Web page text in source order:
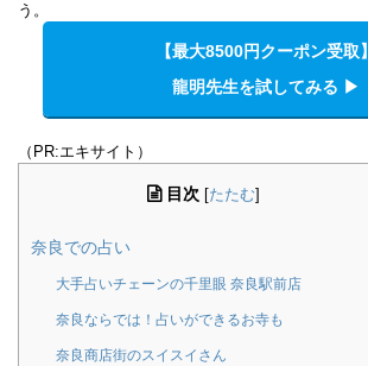
う。
【最大8500円クーポン受取】
龍明先生を試してみる ▶︎
（PR:エキサイト）
目次 たたむ
奈良での占い
大手占いチェーンの千里眼 奈良駅前店
奈良ならでは！占いができるお寺も
奈良商店街のスイスイさん